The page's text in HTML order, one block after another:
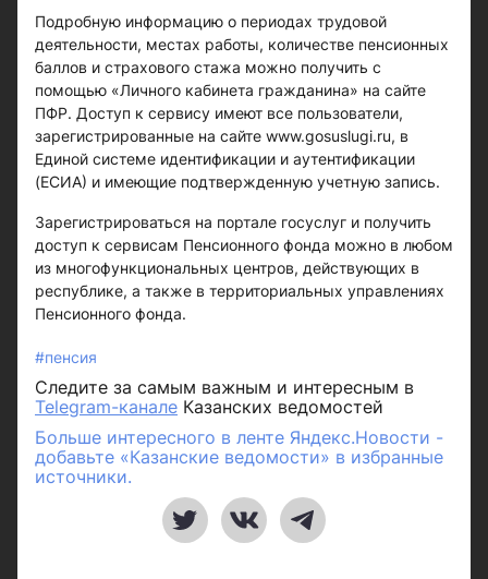
Подробную информацию о периодах трудовой
деятельности, местах работы, количестве пенсионных
баллов и страхового стажа можно получить с
помощью «Личного кабинета гражданина» на сайте
ПФР. Доступ к сервису имеют все пользователи,
зарегистрированные на сайте www.gosuslugi.ru, в
Единой системе идентификации и аутентификации
(ЕСИА) и имеющие подтвержденную учетную запись.
Зарегистрироваться на портале госуслуг и получить
доступ к сервисам Пенсионного фонда можно в любом
из многофункциональных центров, действующих в
республике, а также в территориальных управлениях
Пенсионного фонда.
#пенсия
Следите за самым важным и интересным в
Telegram-канале Казанских ведомостей
Больше интересного в ленте Яндекс.Новости -
добавьте «Казанские ведомости» в избранные
источники.